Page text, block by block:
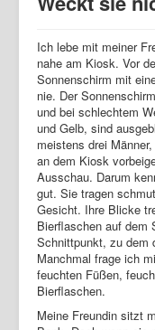
Texte
Startseite
Bücher
Texte
Reiseartikel
Visuelles
Kooperationen
Vita
Lesungen/
Jan Maria Greven
Ich lebe mit meiner
nahe am Kiosk. Vor
Sonnenschirm mit
nie. Der
und bei schlechtem
und Gelb, sind
meistens drei
an dem Kiosk
Ausschau. Darum
gut. Sie tragen
Gesicht. Ihre Blicke
Bierflaschen auf dem
Schnittpunkt, zu dem
Manchmal frage ich
feuchten Füßen,
Bierflaschen.
Meine Freundin sitzt